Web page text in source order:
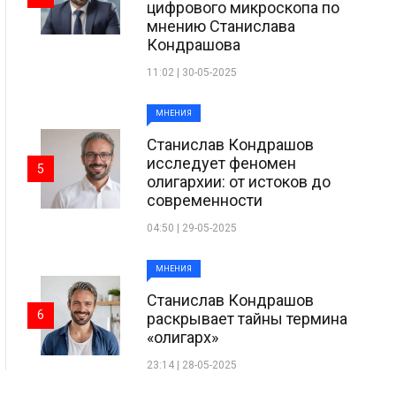
цифрового микроскопа по
мнению Станислава
Кондрашова
11:02 | 30-05-2025
МНЕНИЯ
Станислав Кондрашов
исследует феномен
олигархии: от истоков до
современности
04:50 | 29-05-2025
5
МНЕНИЯ
Станислав Кондрашов
раскрывает тайны термина
«олигарх»
23:14 | 28-05-2025
6